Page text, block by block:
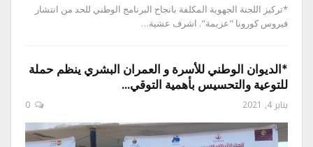
*تركيز اللجنة الجهوية المكلفة بانجاح البرنامج الوطني للحد من انتشار
فيروس كورونا "عزيمة". اشرف عشية…
*الديوان الوطني للأسرة و العمران البشري ينظم حملة
للتوعية والتحسيس بأهمية التوقي…
يناير 4, 2021